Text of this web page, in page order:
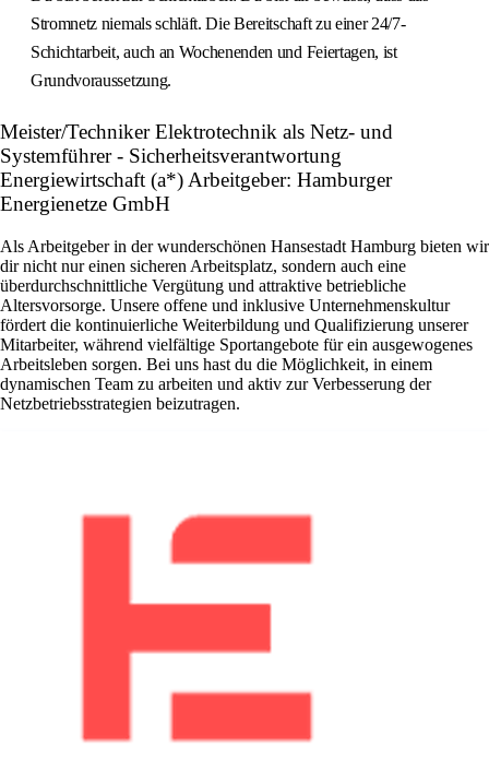
Stromnetz niemals schläft. Die Bereitschaft zu einer 24/7-
Schichtarbeit, auch an Wochenenden und Feiertagen, ist
Grundvoraussetzung.
Meister/Techniker Elektrotechnik als Netz- und
Systemführer - Sicherheitsverantwortung
Energiewirtschaft (a*) Arbeitgeber: Hamburger
Energienetze GmbH
Als Arbeitgeber in der wunderschönen Hansestadt Hamburg bieten wir
dir nicht nur einen sicheren Arbeitsplatz, sondern auch eine
überdurchschnittliche Vergütung und attraktive betriebliche
Altersvorsorge. Unsere offene und inklusive Unternehmenskultur
fördert die kontinuierliche Weiterbildung und Qualifizierung unserer
Mitarbeiter, während vielfältige Sportangebote für ein ausgewogenes
Arbeitsleben sorgen. Bei uns hast du die Möglichkeit, in einem
dynamischen Team zu arbeiten und aktiv zur Verbesserung der
Netzbetriebsstrategien beizutragen.